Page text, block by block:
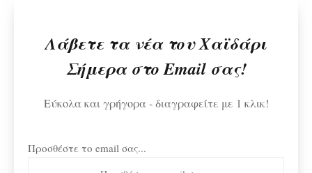
Λάβετε τα νέα του Χαϊδάρι
Σήμερα στο Email σας!
Εύκολα και γρήγορα - διαγραφείτε με 1 κλικ!
Προσθέστε το email σας...